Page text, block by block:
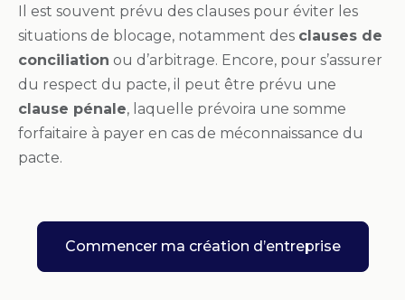
Il est souvent prévu des clauses pour éviter les
situations de blocage, notamment des clauses de
conciliation ou d’arbitrage. Encore, pour s’assurer
du respect du pacte, il peut être prévu une
clause pénale, laquelle prévoira une somme
forfaitaire à payer en cas de méconnaissance du
pacte.
Commencer ma création d’entreprise